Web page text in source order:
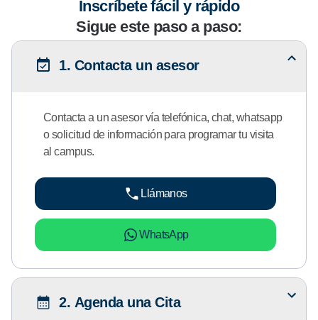
Inscríbete fácil y rápido
Sigue este paso a paso:
1. Contacta un asesor
Contacta a un asesor vía telefónica, chat, whatsapp
o solicitud de información para programar tu visita
al campus.
Llámanos
WhatsApp
2. Agenda una Cita